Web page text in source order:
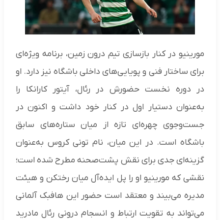
مورینیو در کنار بازسازی تیم درون زمین، برنامه ویژه‌ای
برای ساختار فنی و پویایی‌های داخلی باشگاه نیز دارد. او
در دوره نخست حضورش در رئال، آیتور کارانکا را
به‌عنوان دستیار اول در کنار خود داشت و اکنون در
جست‌وجوی چهره‌ای تازه از میان ستاره‌های سابق
باشگاه است. در این میان، نام تونی کروس به‌عنوان
گزینه‌ای جدی برای نقش پشت‌صحنه مطرح شده است؛
نقشی که مورینیو او را پل ایده‌آل میان رختکن و هیئت‌
مدیره می‌بیند و معتقد است حضور این هافبک آلمانی
می‌تواند به تقویت ارتباط و انسجام درونی رئال مادرید